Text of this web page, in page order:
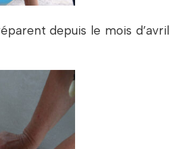
depuis le mois d’avril